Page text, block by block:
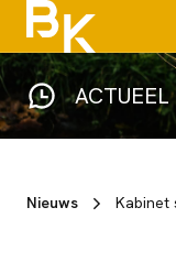
ACTUEEL
Nieuws Kabinet